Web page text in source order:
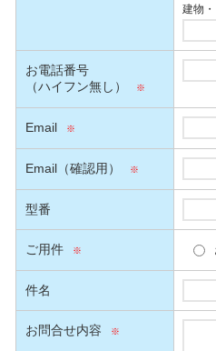
建物
お電話番号
（ハイフン無し）
Email
Email（確認用）
型番
ご用件
件名
お問合せ内容